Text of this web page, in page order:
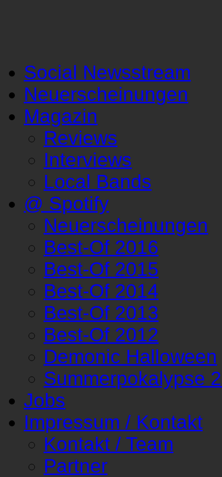
Social Newsstream
Neuerscheinungen
Magazin
Reviews
Interviews
Local Bands
@ Spotify
Neuerscheinungen
Best-Of 2016
Best-Of 2015
Best-Of 2014
Best-Of 2013
Best-Of 2012
Demonic Halloween
Summerpokalypse
Jobs
Impressum / Kontakt
Kontakt / Team
Partner